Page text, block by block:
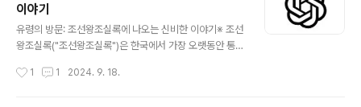
ical, social, and cultural events that shaped the n
ation. Howev..
이야기
유령의 방문: 조선왕조실록에 나오는 신비한 이야기※ 조선
왕조실록("조선왕조실록")은 한국에서 가장 오랫동안 통치
역사 기록 모음입니다. 5세기에 걸쳐 작성된 이 연대기는
1 1 2024. 9. 18.